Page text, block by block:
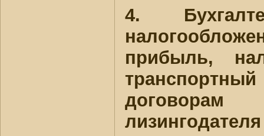
4.
прибыль,
лизингодателя